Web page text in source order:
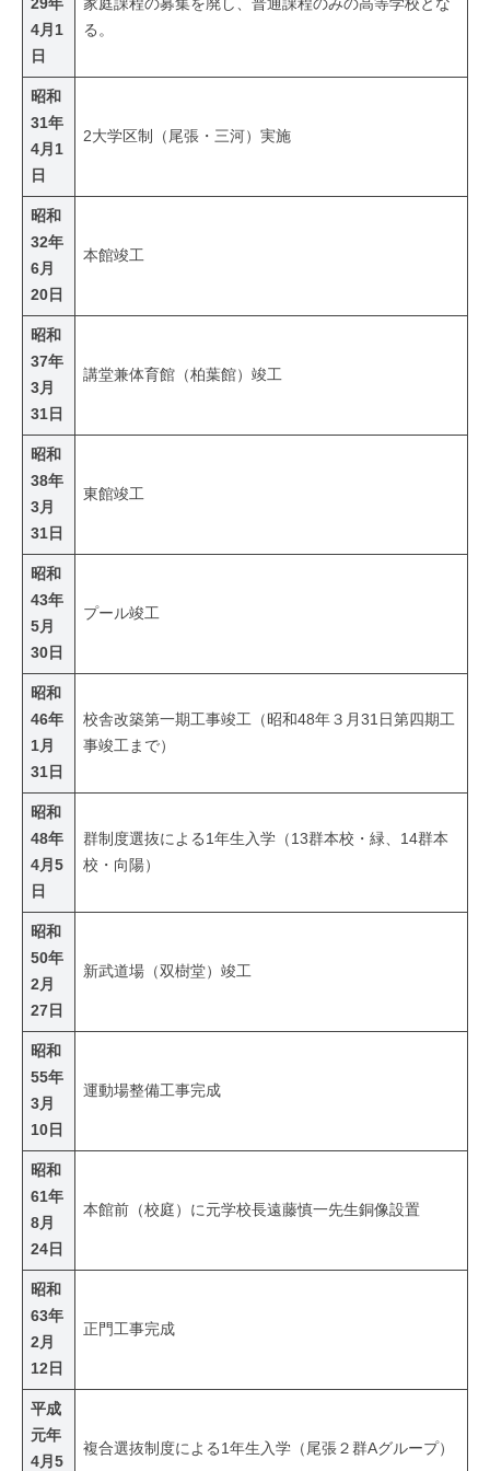
29年
4月1
日
家庭課程の募集を廃し、普通課程のみの高等学校とな
る。
昭和
31年
4月1
日
2大学区制（尾張・三河）実施
昭和
32年
6月
20日
本館竣工
昭和
37年
3月
31日
講堂兼体育館（柏葉館）竣工
昭和
38年
3月
31日
東館竣工
昭和
43年
5月
30日
プール竣工
昭和
46年
1月
31日
校舎改築第一期工事竣工（昭和48年３月31日第四期工
事竣工まで）
昭和
48年
4月5
日
群制度選抜による1年生入学（13群本校・緑、14群本
校・向陽）
昭和
50年
2月
27日
新武道場（双樹堂）竣工
昭和
55年
3月
10日
運動場整備工事完成
昭和
61年
8月
24日
本館前（校庭）に元学校長遠藤慎一先生銅像設置
昭和
63年
2月
12日
正門工事完成
平成
元年
4月5
複合選抜制度による1年生入学（尾張２群Aグループ）